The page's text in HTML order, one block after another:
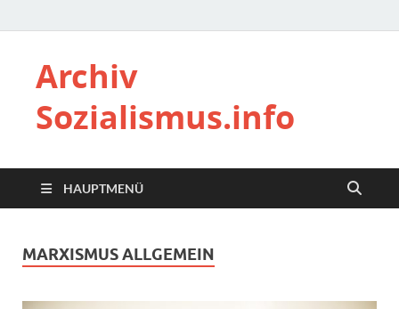
Archiv
Sozialismus.info
HAUPTMENÜ
MARXISMUS ALLGEMEIN